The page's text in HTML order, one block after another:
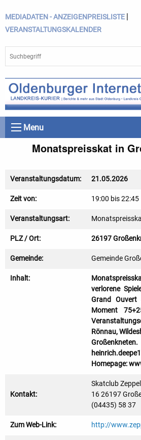
MEDIADATEN - ANZEIGENPREISLISTE |
VERANSTALTUNGSKALENDER
Menu
Monatspreisskat in
Veranstaltungsdatum: 21.05.2026
Zeit von: 19:00 bis 22:45
Veranstaltungsart:
PLZ / Ort: 26197
Gemeinde: Gemeinde
Inhalt:
verlorene
Grand
Moment
Rönnau,
Homepage:
Kontakt:
Skatclub
16 26197
(04435) 58 37
Zum Web-Link: http://